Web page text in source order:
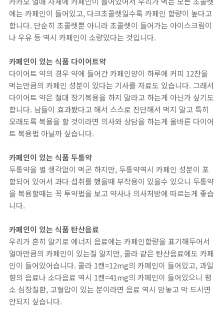
에는 카페인이 들어있고, 다크초콜렛일수록 카페인 함량이 높다고
합니다. 단순히 초콜렛뿐 아니라 초콜렛이 들어가는 아이스크림이
나 우유 등 역시 카페인이 소량있다는 것입니다.
카페인이 있는 식품 다이어트약
다이어트 약의 경우 약에 들어간 카페인양이 하루에 커피 12잔을
먹는만큼의 카페인 성분이 있다는 기사를 자료도 있습니다. 그래서
다이어트 약은 절대 장기복용을 하지 말라고 하는게 아닌가 싶기도
합니다. 남들이 효과봤다고 해서 스스로 진단해서 먹지 말고 특히
오래도록 복욜을 할 것이라면 의사와 상담을 하는게 올바른 다이어
트 복용법 아닐까 싶습니다.
카페인이 있는 식품 두통약
두통약을 별 생각없이 먹곤 하지만, 두통약역시 카페인 성분이 포
함되어 있어서 과다 섭취를 했을때 부작용이 있을수 있으니 두통약
을 복용할때는 꼭 투약법을 보고 약사나 의사처방에 따르는게 좋습
니다.
카페인이 있는 식품 탄산음료
우리가 흔히 알기로 에너지 음료에는 카페인함량을 표기해두어서
얼마만큼의 카페인이 있는질 알지만, 콜라 같은 탄산음료에도 카페
인이 들어있어습니다. 콜라 1캔=12mg의 카페인이 들어있고, 과일
향의 음료나 소다음료 역시 1캔=41mg의 카페인이 들어있으니 평
소 심장질환, 고혈압이 있는 분이라면 음료 역시 맘놓고 막 드시면
안되지 싶습니다.